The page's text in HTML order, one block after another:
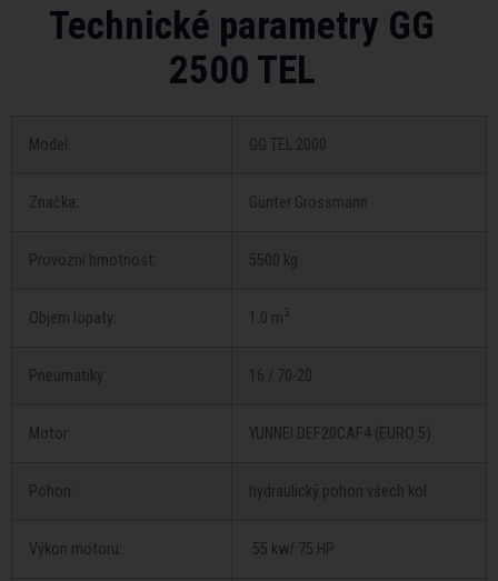
Technické parametry GG
2500 TEL
Model: GG TEL 2000
Značka: Günter Grossmann
Provozní hmotnost: 5500 kg
Objem lopaty: 1.0 m3
Pneumatiky: 16 / 70-20
Motor: YUNNEI DEF20CAF4 (EURO 5)
Pohon: hydraulický pohon všech kol
Výkon motoru: 55 kw/ 75 HP